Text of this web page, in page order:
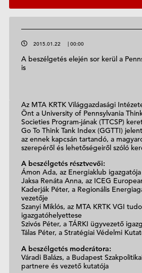
2015.01.22 | 00:00
A beszélgetés elején sor kerül a
is
Az MTA KRTK Világgazdasági
Önt a University of Pennsylvania
Societies Program-jának (TTCSP)
Go To Think Tank Index (GGTTI)
az ennek kapcsán tartandó, a
szerepéről és lehetőségeiről szóló
A beszélgetés résztvevői:
Ámon Ada, az Energiaklub igazgatója
Jaksa Renáta Anna, az ICEG
Kaderják Péter, a Regionális
vezetője
Szanyi Miklós, az MTA KRTK VGI
igazgatóhelyettese
Szivós Péter, a TÁRKI ügyvezető
Tálas Péter, a Stratégiai Védelmi
A beszélgetés moderátora:
Váradi Balázs, a Budapest
partnere és vezető kutatója